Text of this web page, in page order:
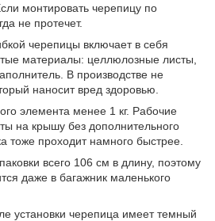
монтировать черепицу по
не протечет.
черепицы включает в себя
материалы: целлюлозные листы,
В производстве не
наносит вред здоровью.
элемента менее 1 кг. Рабочие
на крышу без дополнительного
тоже проходит намного быстрее.
всего 106 см в длину, поэтому
даже в багажник маленького
установки черепица имеет темный